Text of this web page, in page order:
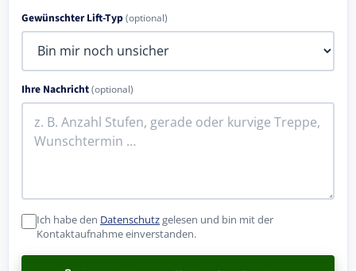
Gewünschter Lift-Typ(optional)
Ihre Nachricht(optional)
Ich habe den Datenschutzgelesen und bin mit der
Kontaktaufnahme einverstanden.